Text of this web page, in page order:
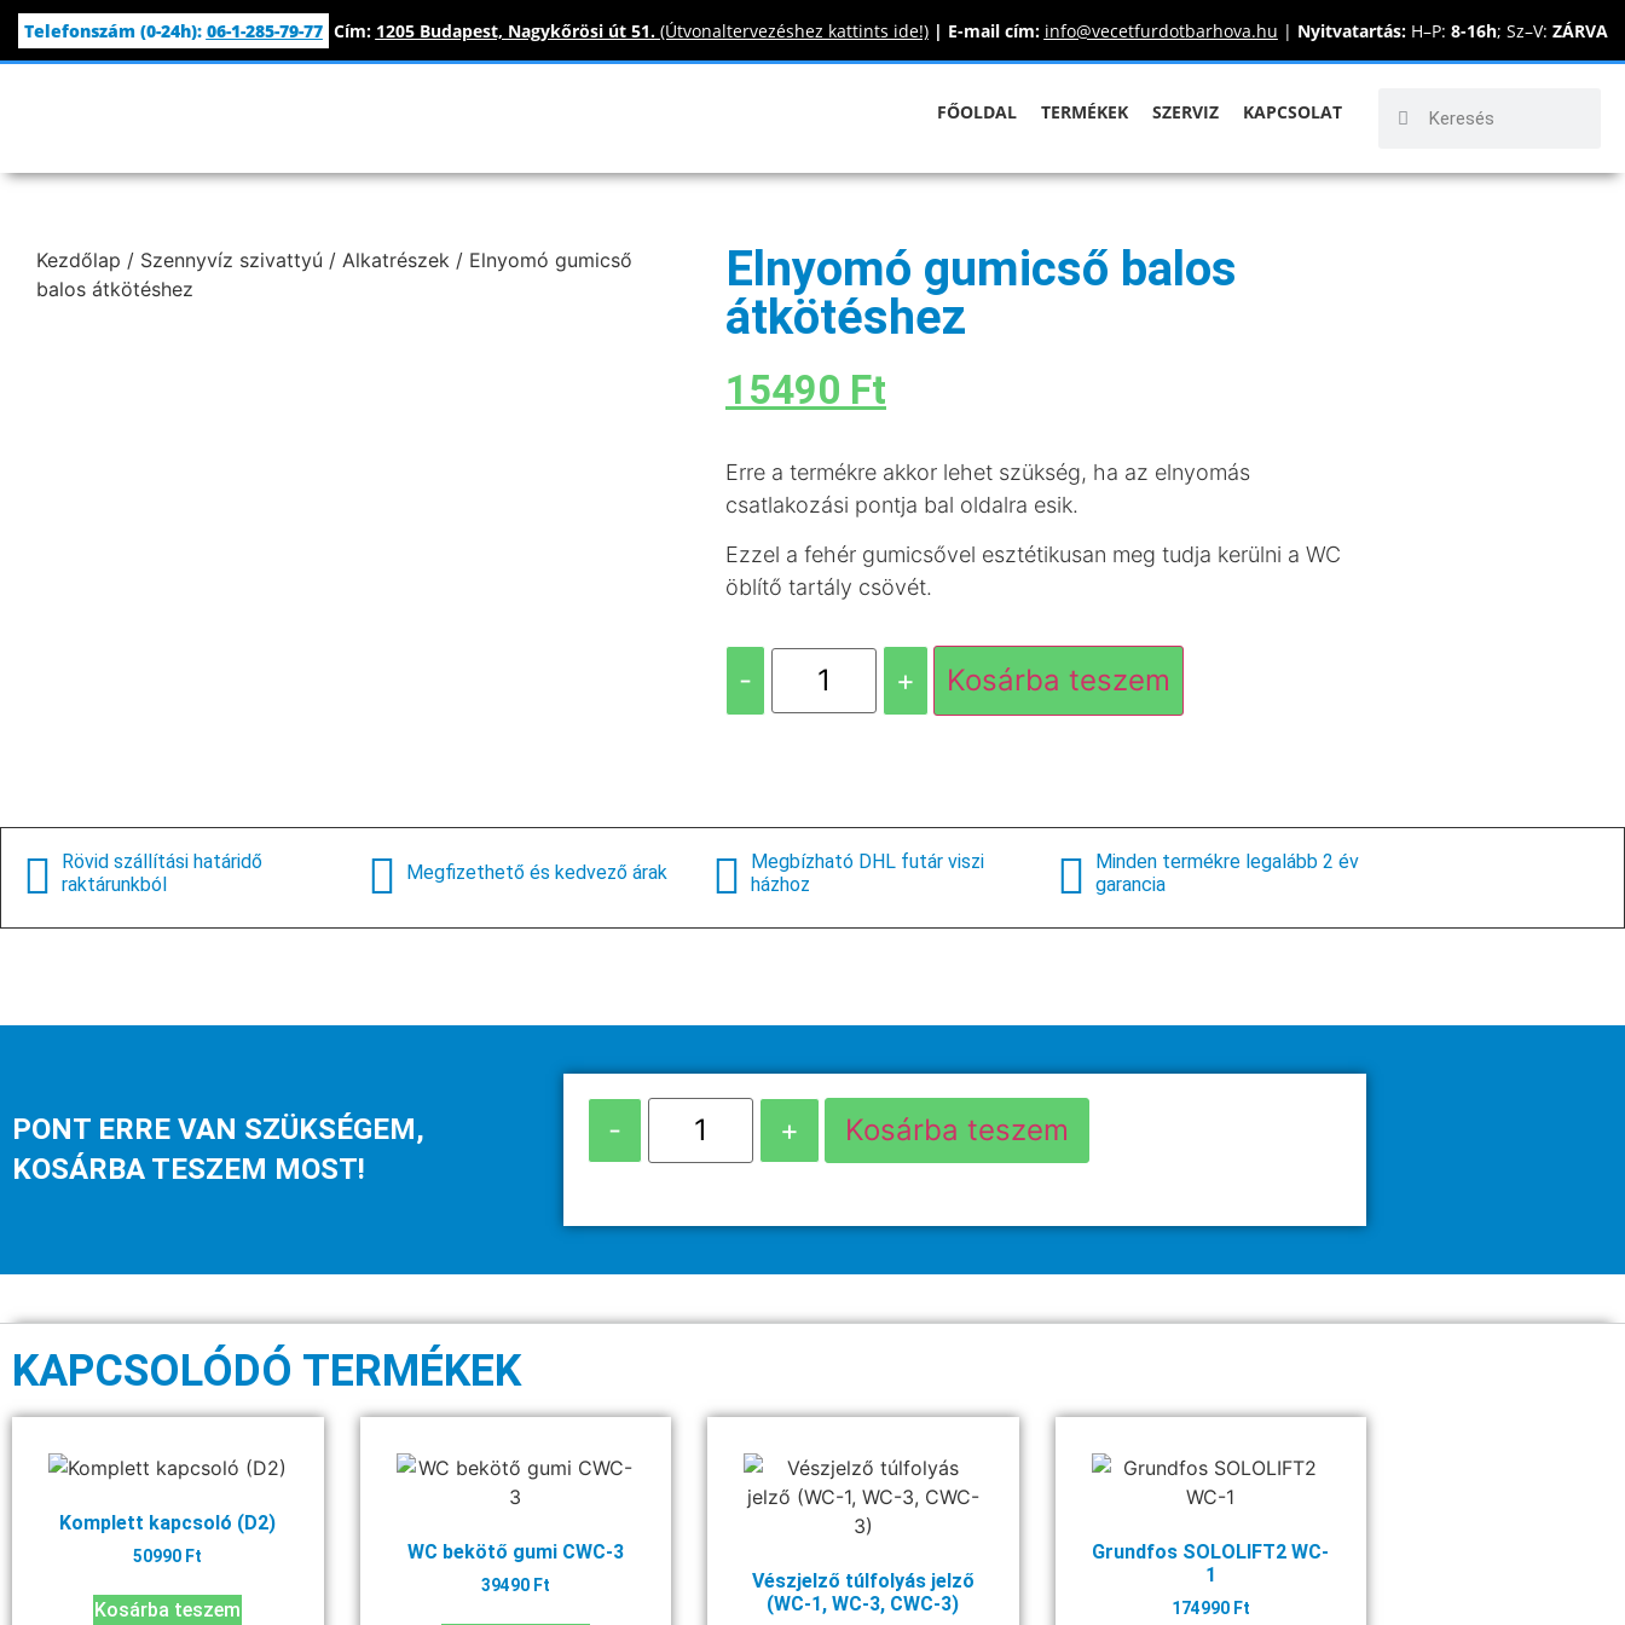
Telefonszám (0-24h): 06-1-285-79-77 Cím: 1205 Budapest, Nagykőrösi út 51.(Útvonaltervezéshez kattints ide!) | E-mail cím: info@vecetfurdotbarhova.hu | Nyitvatartás:H–P: 8-16h; Sz–V: ZÁRVA
FŐOLDAL TERMÉKEK SZERVIZ KAPCSOLAT
Kezdőlap / Szennyvíz szivattyú / Alkatrészek / Elnyomó gumicső
balos átkötéshez
Elnyomó gumicső balos
átkötéshez
15490 Ft
Erre a termékre akkor lehet szükség, ha az elnyomás
csatlakozási pontja bal oldalra esik.
Ezzel a fehér gumicsővel esztétikusan meg tudja kerülni a WC
öblítő tartály csövét.
- + Kosárba teszem
Rövid szállítási határidő
raktárunkból
Megfizethető és kedvező árak
Megbízható DHL futár viszi
házhoz
Minden termékre legalább 2 év
garancia
PONT ERRE VAN SZÜKSÉGEM,
KOSÁRBA TESZEM MOST!
- + Kosárba teszem
KAPCSOLÓDÓ TERMÉKEK
Komplett kapcsoló (D2)
50990 Ft
Kosárba teszem
WC bekötő gumi CWC-3
39490 Ft
Vészjelző túlfolyás jelző
(WC-1, WC-3, CWC-3)
Grundfos SOLOLIFT2 WC-
1
174990 Ft